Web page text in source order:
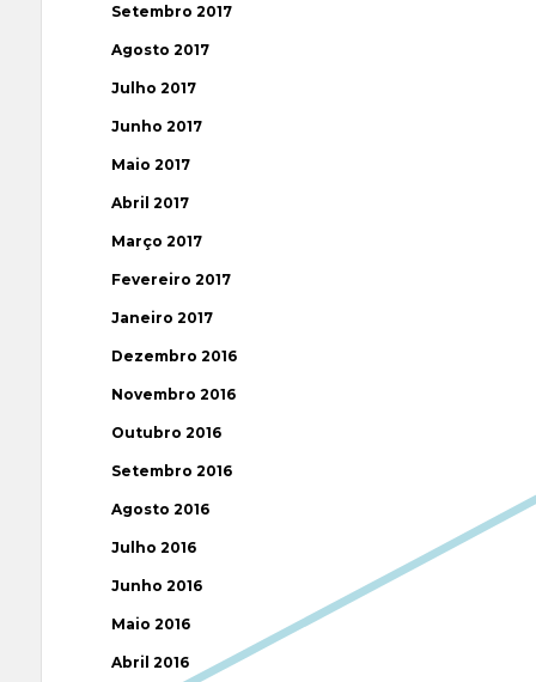
Setembro 2017
Agosto 2017
Julho 2017
Junho 2017
Maio 2017
Abril 2017
Março 2017
Fevereiro 2017
Janeiro 2017
Dezembro 2016
Novembro 2016
Outubro 2016
Setembro 2016
Agosto 2016
Julho 2016
Junho 2016
Maio 2016
Abril 2016